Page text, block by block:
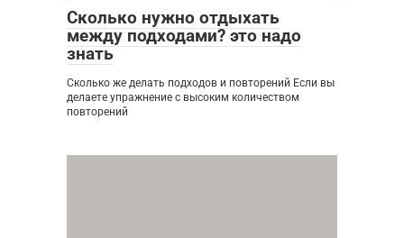
Сколько нужно отдыхать
между подходами? это надо
знать
Сколько же делать подходов и повторений Если вы
делаете упражнение с высоким количеством
повторений